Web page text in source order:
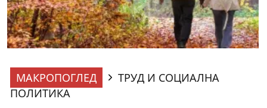
МАКРОПОГЛЕД
ТРУД И СОЦИАЛНА
ПОЛИТИКА